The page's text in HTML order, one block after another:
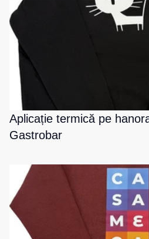
Aplicație termică pe
Gastrobar